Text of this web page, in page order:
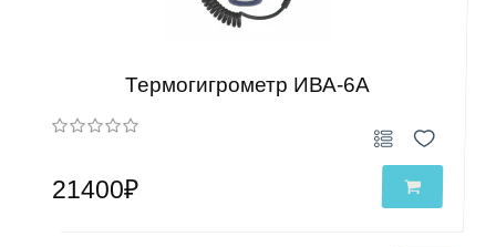
Термогигрометр ИВА-6А
21400₽